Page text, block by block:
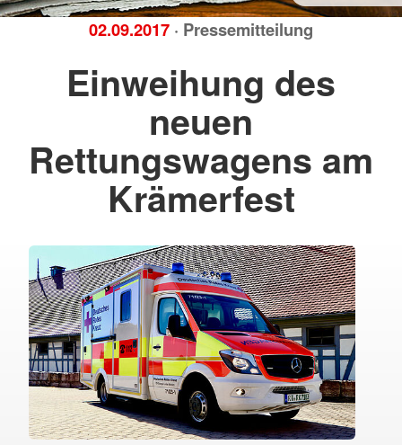
02.09.2017 · Pressemitteilung
Einweihung des
neuen
Rettungswagens am
Krämerfest